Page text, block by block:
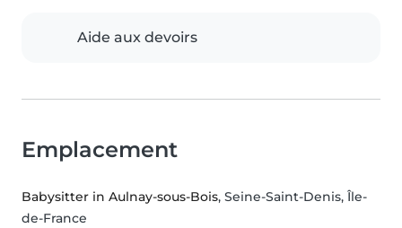
Aide aux devoirs
Emplacement
Babysitter in Aulnay-sous-Bois, Seine-Saint-Denis, Île-
de-France